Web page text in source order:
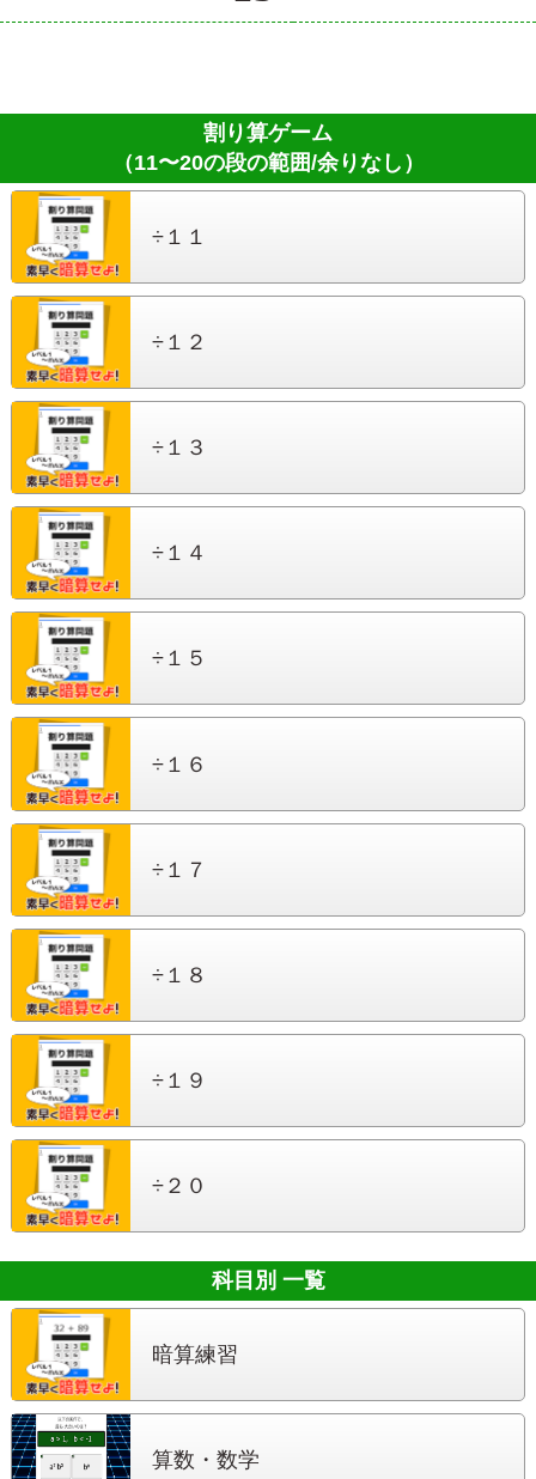
割り算ゲーム
（11〜20の段の範囲/余りなし）
÷１１
÷１２
÷１３
÷１４
÷１５
÷１６
÷１７
÷１８
÷１９
÷２０
科目別 一覧
暗算練習
算数・数学